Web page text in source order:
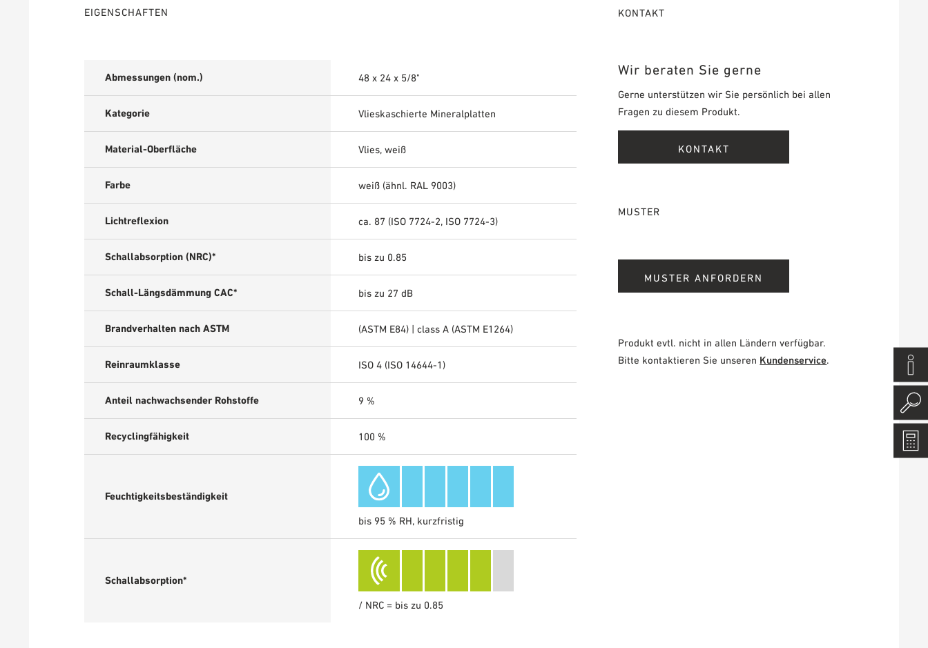
EIGENSCHAFTEN
Abmessungen (nom.) 48 x 24 x 5/8"
Kategorie Vlieskaschierte Mineralplatten
Material-Oberfläche Vlies, weiß
Farbe weiß (ähnl. RAL 9003)
Lichtreflexion ca. 87 (ISO 7724-2, ISO 7724-3)
Schallabsorption (NRC)* bis zu 0.85
Schall-Längsdämmung CAC* bis zu 27 dB
Brandverhalten nach ASTM (ASTM E84) | class A (ASTM E1264)
Reinraumklasse ISO 4 (ISO 14644-1)
Anteil nachwachsender Rohstoffe 9 %
Recyclingfähigkeit 100 %
Feuchtigkeitsbeständigkeit
bis 95 % RH, kurzfristig
Schallabsorption*
/ NRC = bis zu 0.85
KONTAKT
Wir beraten Sie gerne
Gerne unterstützen wir Sie persönlich bei allen
Fragen zu diesem Produkt.
KONTAKT
MUSTER
MUSTER ANFORDERN
Produkt evtl. nicht in allen Ländern verfügbar.
Bitte kontaktieren Sie unseren Kundenservice.